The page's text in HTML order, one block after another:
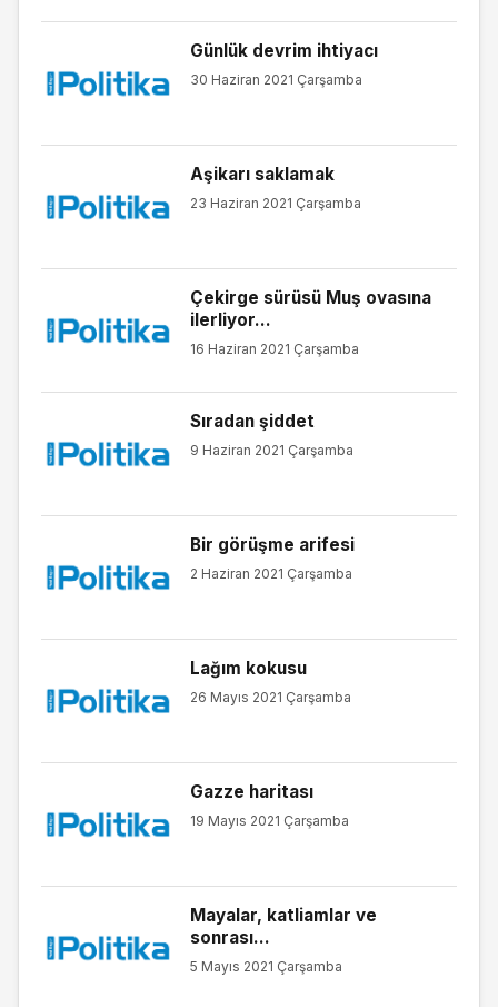
Günlük devrim ihtiyacı
30 Haziran 2021 Çarşamba
Aşikarı saklamak
23 Haziran 2021 Çarşamba
Çekirge sürüsü Muş ovasına
ilerliyor…
16 Haziran 2021 Çarşamba
Sıradan şiddet
9 Haziran 2021 Çarşamba
Bir görüşme arifesi
2 Haziran 2021 Çarşamba
Lağım kokusu
26 Mayıs 2021 Çarşamba
Gazze haritası
19 Mayıs 2021 Çarşamba
Mayalar, katliamlar ve
sonrası…
5 Mayıs 2021 Çarşamba